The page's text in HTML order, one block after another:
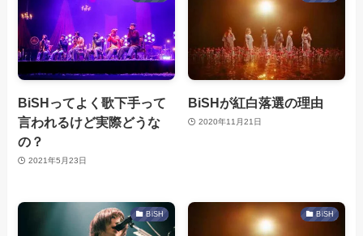
BiSHってよく歌下手って
言われるけど実際どうな
の？
2021年5月23日
BiSHが紅白落選の理由
2020年11月21日
BiSH BiSH